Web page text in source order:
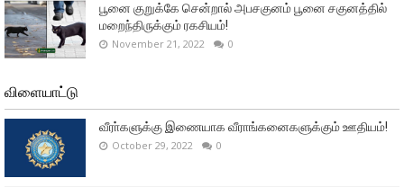
பூனை குறுக்கே சென்றால் அபசகுனம் பூனை சகுனத்தில்
மறைந்திருக்கும் ரகசியம்!
November 21, 2022 0
விளையாட்டு
வீரா்களுக்கு இணையாக வீராங்கனைகளுக்கும் ஊதியம்!
October 29, 2022 0